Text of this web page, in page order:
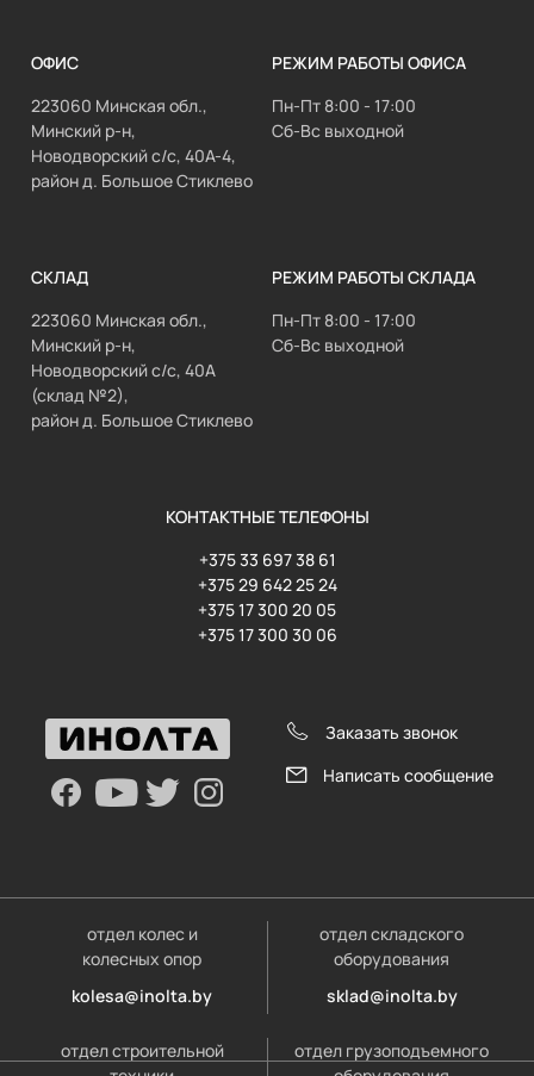
ОФИС
223060 Минская обл.,
Минский р-н,
Новодворский с/с, 40А-4,
район д. Большое Стиклево
РЕЖИМ РАБОТЫ ОФИСА
Пн-Пт 8:00 - 17:00
Сб-Вс выходной
СКЛАД
223060 Минская обл.,
Минский р-н,
Новодворский с/с, 40А
(склад №2),
район д. Большое Стиклево
РЕЖИМ РАБОТЫ СКЛАДА
Пн-Пт 8:00 - 17:00
Сб-Вс выходной
КОНТАКТНЫЕ ТЕЛЕФОНЫ
+375 33 697 38 61
+375 29 642 25 24
+375 17 300 20 05
+375 17 300 30 06
Заказать звонок
Написать сообщение
отдел колес и
колесных опор
kolesa@inolta.by
отдел складского
оборудования
sklad@inolta.by
отдел строительной
отдел грузоподъемного